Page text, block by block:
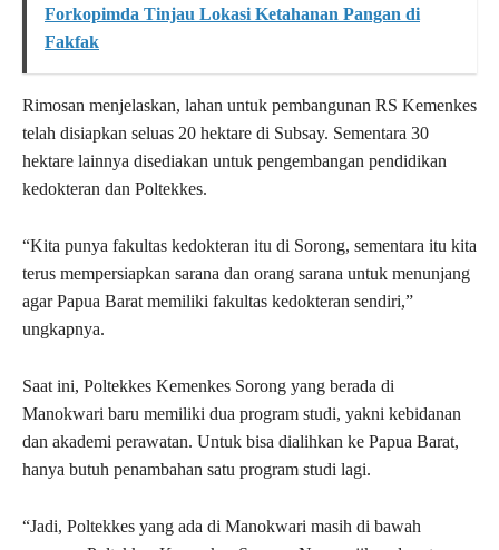
Forkopimda Tinjau Lokasi Ketahanan Pangan di
Fakfak
Rimosan menjelaskan, lahan untuk pembangunan RS Kemenkes
telah disiapkan seluas 20 hektare di Subsay. Sementara 30
hektare lainnya disediakan untuk pengembangan pendidikan
kedokteran dan Poltekkes.
“Kita punya fakultas kedokteran itu di Sorong, sementara itu kita
terus mempersiapkan sarana dan orang sarana untuk menunjang
agar Papua Barat memiliki fakultas kedokteran sendiri,”
ungkapnya.
Saat ini, Poltekkes Kemenkes Sorong yang berada di
Manokwari baru memiliki dua program studi, yakni kebidanan
dan akademi perawatan. Untuk bisa dialihkan ke Papua Barat,
hanya butuh penambahan satu program studi lagi.
“Jadi, Poltekkes yang ada di Manokwari masih di bawah